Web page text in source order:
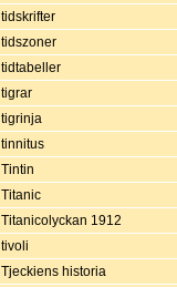
tidskrifter
tidszoner
tidtabeller
tigrar
tigrinja
tinnitus
Tintin
Titanic
Titanicolyckan 1912
tivoli
Tjeckiens historia